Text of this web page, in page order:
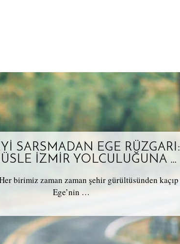
SARSMADAN EGE RÜZGARI:
İZMIR YOLCULUĞUNA …
birimiz zaman zaman şehir gürültüsünden kaçıp
Ege’nin …